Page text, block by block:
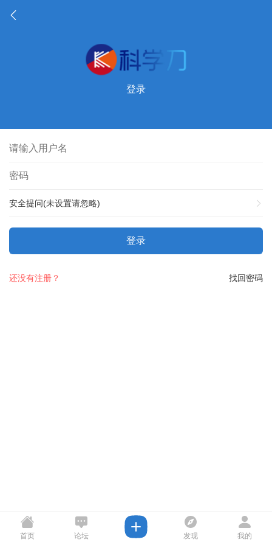
登录
安全提问(未设置请忽略)
登录
找回密码
还没有注册？
首页 论坛 发现 我的